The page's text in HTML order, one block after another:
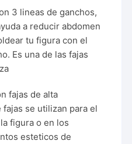
3 lineas de ganchos,
a reducir abdomen
tu figura con el
Es una de las fajas
fajas de alta
se utilizan para el
figura o en los
esteticos de